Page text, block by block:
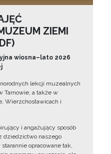
ZIEMI
wiosna–lato 2026
lekcji muzealnych
Tarnowie, a także w
Wierzchosławicach i
i angażujący sposób
dziedzictwo naszego
opracowane tak,